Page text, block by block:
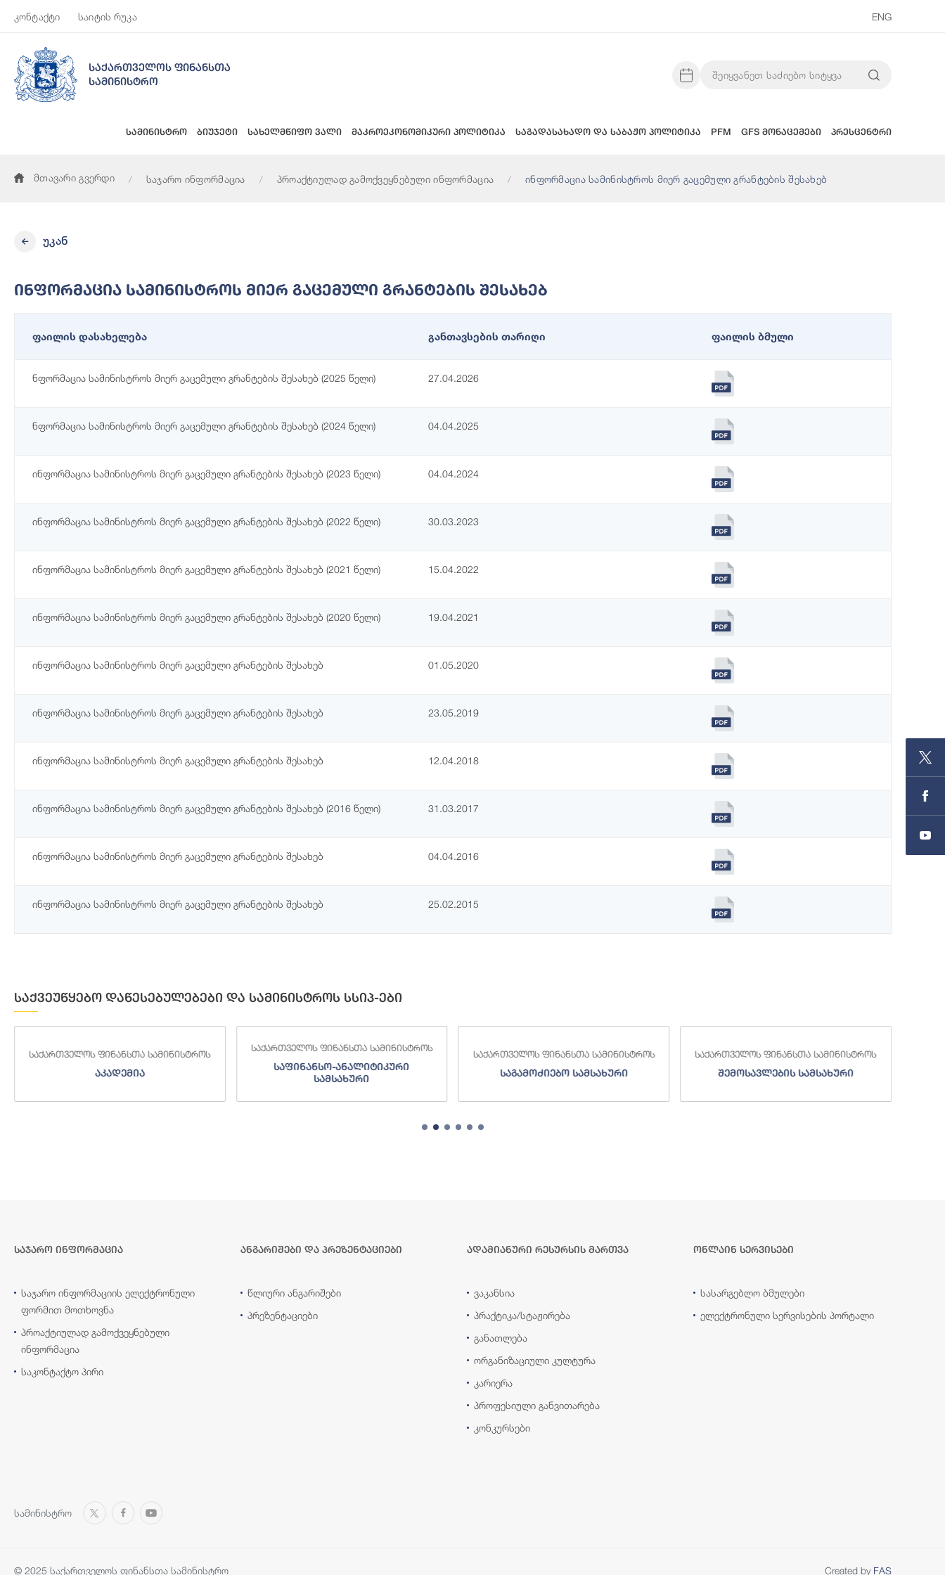
კონტაქტი საიტის რუკა ENG
საქართველოს ფინანსთა
სამინისტრო
სამინისტრო ბიუჯეტი სახელმწიფო ვალი მაკროეკონომიკური პოლიტიკა საგადასახადო და საბაჟო პოლიტიკა PFM GFS მონაცემები პრესცენტრი
მთავარი გვერდი საჯარო ინფორმაცია პროაქტიულად გამოქვეყნებული ინფორმაცია ინფორმაცია სამინისტროს მიერ გაცემული გრანტების შესახებ
უკან
Ინფორმაცია Სამინისტროს Მიერ Გაცემული Გრანტების Შესახებ
ფაილის დასახელება განთავსების თარიღი ფაილის ბმული
ნფორმაცია სამინისტროს მიერ გაცემული გრანტების შესახებ (2025 წელი) 27.04.2026
ნფორმაცია სამინისტროს მიერ გაცემული გრანტების შესახებ (2024 წელი) 04.04.2025
ინფორმაცია სამინისტროს მიერ გაცემული გრანტების შესახებ (2023 წელი) 04.04.2024
ინფორმაცია სამინისტროს მიერ გაცემული გრანტების შესახებ (2022 წელი) 30.03.2023
ინფორმაცია სამინისტროს მიერ გაცემული გრანტების შესახებ (2021 წელი) 15.04.2022
ინფორმაცია სამინისტროს მიერ გაცემული გრანტების შესახებ (2020 წელი) 19.04.2021
ინფორმაცია სამინისტროს მიერ გაცემული გრანტების შესახებ 01.05.2020
ინფორმაცია სამინისტროს მიერ გაცემული გრანტების შესახებ 23.05.2019
ინფორმაცია სამინისტროს მიერ გაცემული გრანტების შესახებ 12.04.2018
ინფორმაცია სამინისტროს მიერ გაცემული გრანტების შესახებ (2016 წელი) 31.03.2017
ინფორმაცია სამინისტროს მიერ გაცემული გრანტების შესახებ 04.04.2016
ინფორმაცია სამინისტროს მიერ გაცემული გრანტების შესახებ 25.02.2015
საქვეუწყებო დაწესებულებები და სამინისტროს სსიპ-ები
საქართველოს ფინანსთა სამინისტროს
აკადემია
საქართველოს ფინანსთა სამინისტროს
საფინანსო-ანალიტიკური
სამსახური
საქართველოს ფინანსთა სამინისტროს
საგამოძიებო სამსახური
საქართველოს ფინანსთა სამინისტროს
შემოსავლების სამსახური
საჯარო ინფორმაცია
საჯარო ინფორმაციის ელექტრონული
ფორმით მოთხოვნა
პროაქტიულად გამოქვეყნებული
ინფორმაცია
საკონტაქტო პირი
ანგარიშები და პრეზენტაციები
წლიური ანგარიშები
პრეზენტაციები
ადამიანური რესურსის მართვა
ვაკანსია
პრაქტიკა/სტაჟირება
განათლება
ორგანიზაციული კულტურა
კარიერა
პროფესიული განვითარება
კონკურსები
ონლაინ სერვისები
სასარგებლო ბმულები
ელექტრონული სერვისების პორტალი
სამინისტრო
© 2025 საქართველოს ფინანსთა სამინისტრო Created by FAS